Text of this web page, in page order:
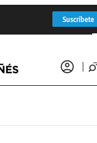
Suscríbete